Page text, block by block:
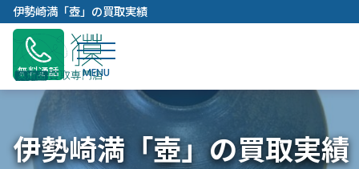
容
キ
ッ
プ
伊勢崎満「壺」の買取実績
無料通話
伊勢崎満「壺」の買取実績